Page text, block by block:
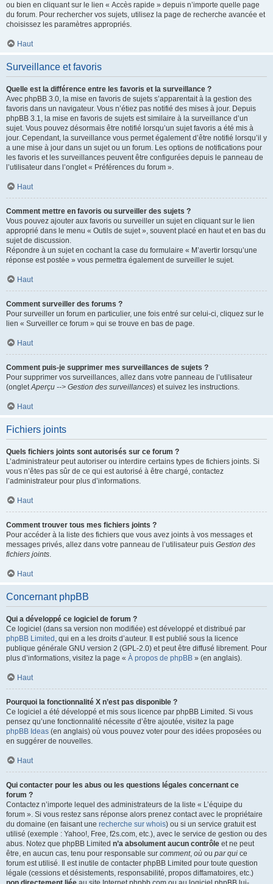
ou bien en cliquant sur le lien « Accès rapide » depuis n’importe quelle page
du forum. Pour rechercher vos sujets, utilisez la page de recherche avancée et
choisissez les paramètres appropriés.
Haut
Surveillance et favoris
Quelle est la différence entre les favoris et la surveillance ?
Avec phpBB 3.0, la mise en favoris de sujets s’apparentait à la gestion des
favoris dans un navigateur. Vous n’étiez pas notifié des mises à jour. Depuis
phpBB 3.1, la mise en favoris de sujets est similaire à la surveillance d’un
sujet. Vous pouvez désormais être notifié lorsqu’un sujet favoris a été mis à
jour. Cependant, la surveillance vous permet également d’être notifié lorsqu’il y
a une mise à jour dans un sujet ou un forum. Les options de notifications pour
les favoris et les surveillances peuvent être configurées depuis le panneau de
l’utilisateur dans l’onglet « Préférences du forum ».
Haut
Comment mettre en favoris ou surveiller des sujets ?
Vous pouvez ajouter aux favoris ou surveiller un sujet en cliquant sur le lien
approprié dans le menu « Outils de sujet », souvent placé en haut et en bas du
sujet de discussion.
Répondre à un sujet en cochant la case du formulaire « M’avertir lorsqu’une
réponse est postée » vous permettra également de surveiller le sujet.
Haut
Comment surveiller des forums ?
Pour surveiller un forum en particulier, une fois entré sur celui-ci, cliquez sur le
lien « Surveiller ce forum » qui se trouve en bas de page.
Haut
Comment puis-je supprimer mes surveillances de sujets ?
Pour supprimer vos surveillances, allez dans votre panneau de l’utilisateur
(ongletAperçu --> Gestion des surveillances) et suivez les instructions.
Haut
Fichiers joints
Quels fichiers joints sont autorisés sur ce forum ?
L’administrateur peut autoriser ou interdire certains types de fichiers joints. Si
vous n’êtes pas sûr de ce qui est autorisé à être chargé, contactez
l’administrateur pour plus d’informations.
Haut
Comment trouver tous mes fichiers joints ?
Pour accéder à la liste des fichiers que vous avez joints à vos messages et
messages privés, allez dans votre panneau de l’utilisateur puis Gestion des
fichiers joints.
Haut
Concernant phpBB
Qui a développé ce logiciel de forum ?
Ce logiciel (dans sa version non modifiée) est développé et distribué par
phpBB Limited , qui en a les droits d’auteur. Il est publié sous la licence
publique générale GNU version 2 (GPL-2.0) et peut être diffusé librement. Pour
plus d’informations, visitez la page « À propos de phpBB » (en anglais).
Haut
Pourquoi la fonctionnalité X n’est pas disponible ?
Ce logiciel a été développé et mis sous licence par phpBB Limited. Si vous
pensez qu’une fonctionnalité nécessite d’être ajoutée, visitez la page
phpBB Ideas (en anglais) où vous pouvez voter pour des idées proposées ou
en suggérer de nouvelles.
Haut
Qui contacter pour les abus ou les questions légales concernant ce
forum ?
Contactez n’importe lequel des administrateurs de la liste « L’équipe du
forum ». Si vous restez sans réponse alors prenez contact avec le propriétaire
du domaine (en faisant une recherche sur whois) ou si un service gratuit est
utilisé (exemple : Yahoo!, Free, f2s.com, etc.), avec le service de gestion ou des
abus. Notez que phpBB Limited n’a absolument aucun contrôle et ne peut
être, en aucun cas, tenu pour responsable sur comment, où ou par qui ce
forum est utilisé. Il est inutile de contacter phpBB Limited pour toute question
légale (cessions et désistements, responsabilité, propos diffamatoires, etc.)